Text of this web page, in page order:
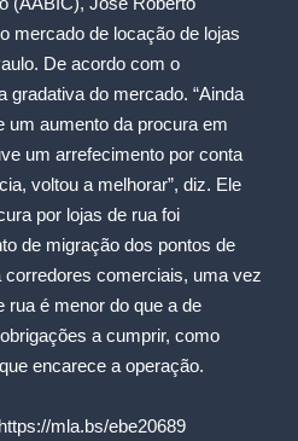
mercado de locação de lojas
De acordo com o
gradativa do mercado. “Ainda
aumento da procura em
um arrefecimento por conta
voltou a melhorar”, diz. Ele
por lojas de rua foi
de migração dos pontos de
comerciais, uma vez
rua é menor do que a de
a cumprir, como
encarece a operação.
https://mla.bs/ebe20689